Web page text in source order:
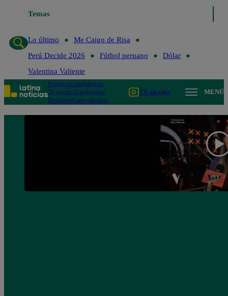
Temas
Lo último
Lo último
Me Caigo de Risa
Perú Decide 2026
Fútbol peruano
Dólar
Valentina Valiente
PolíticaLimaMundo
Te ayudoTendencias
DeportesEspectáculos
TV en vivo MENÚ